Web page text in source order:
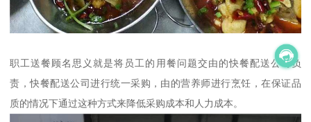
职工送餐顾名思义就是将员工的用餐问题交由的快餐配送公司负
责，快餐配送公司进行统一采购，由的营养师进行烹饪，在保证品
质的情况下通过这种方式来降低采购成本和人力成本。